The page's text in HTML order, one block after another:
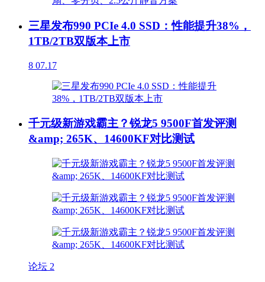
三星发布990 PCIe 4.0 SSD：性能提升38%，
1TB/2TB双版本上市
8 07.17
千元级新游戏霸主？锐龙5 9500F首发评测
&amp; 265K、14600KF对比测试
论坛 2